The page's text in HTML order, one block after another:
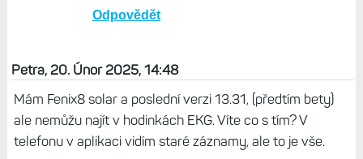
Odpovědět
Petra, 20. Únor 2025, 14:48
Mám Fenix8 solar a poslední verzi 13.31, (předtím bety)
ale nemůžu najít v hodinkách EKG. Víte co s tím? V
telefonu v aplikaci vidím staré záznamy, ale to je vše.